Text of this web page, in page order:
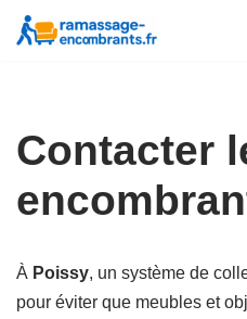
Contacter
À Poissy, un système de
pour éviter que meubles et